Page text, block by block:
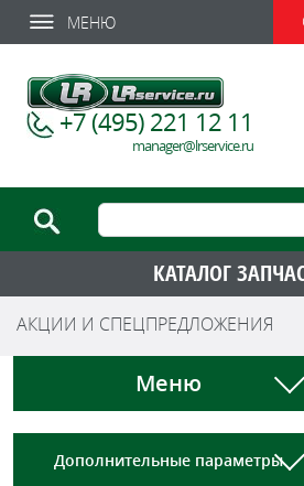
МЕНЮ
+7 (495) 221 12 11
manager@lrservice.ru
КАТАЛОГ
АКЦИИ И СПЕЦПРЕДЛОЖЕНИЯ
Меню
Дополнительные параметры